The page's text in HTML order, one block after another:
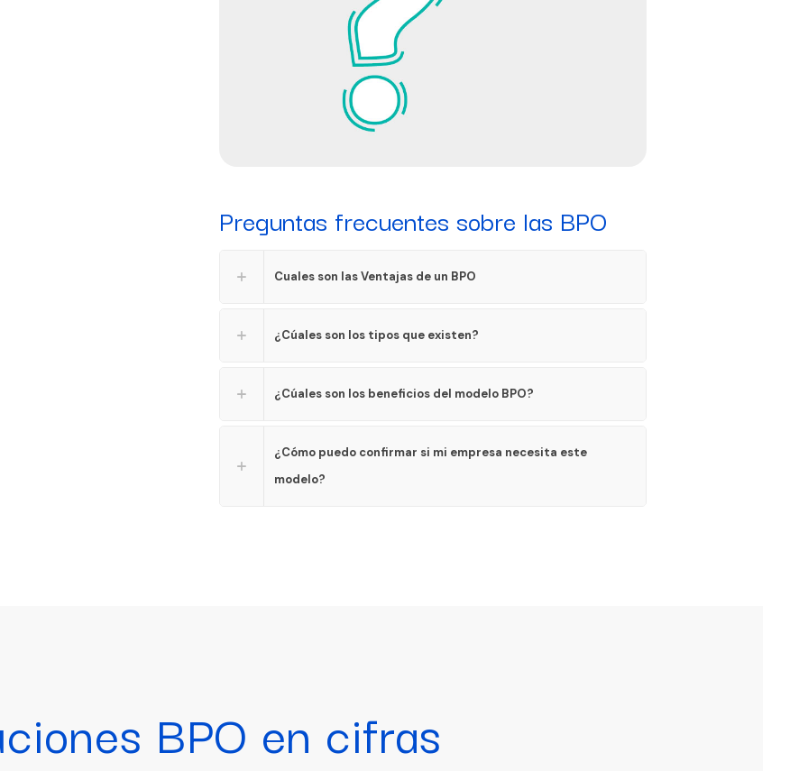
Preguntas frecuentes sobre las BPO
Cuales son las Ventajas de un BPO
¿Cúales son los tipos que existen?
¿Cúales son los beneficios del modelo BPO?
¿Cómo puedo confirmar si mi empresa necesita este
modelo?
BPO en cifras